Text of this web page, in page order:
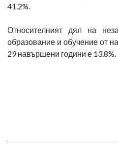
41.2%.
Относителният дял на
образование и обучение от
29 навършени години е 13.8%.